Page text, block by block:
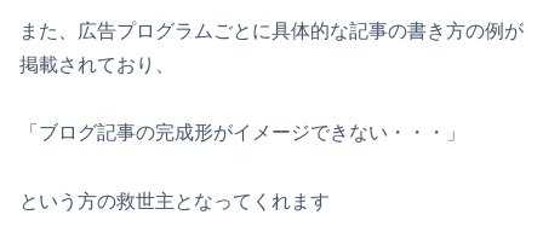
また、広告プログラムごとに具体的な記事の書き方の例が
掲載されており、
「ブログ記事の完成形がイメージできない・・・」
という方の救世主となってくれます